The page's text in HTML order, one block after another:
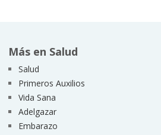
Más en Salud
Salud
Primeros Auxilios
Vida Sana
Adelgazar
Embarazo